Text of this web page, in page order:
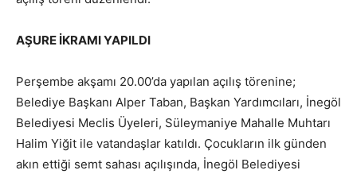
AŞURE İKRAMI YAPILDI
Perşembe akşamı 20.00’da yapılan açılış törenine;
Belediye Başkanı Alper Taban, Başkan Yardımcıları, İnegöl
Belediyesi Meclis Üyeleri, Süleymaniye Mahalle Muhtarı
Halim Yiğit ile vatandaşlar katıldı. Çocukların ilk günden
akın ettiği semt sahası açılışında, İnegöl Belediyesi